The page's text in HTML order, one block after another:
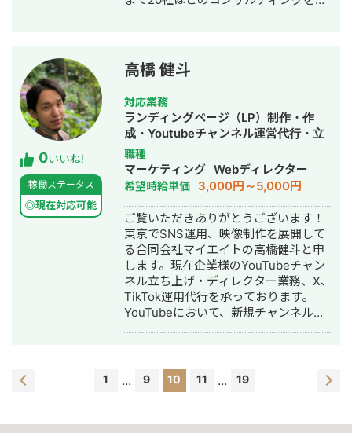
6月：株式会社グロースバリュ代表取締
役就任 ・〜現在：SEO・YouTubeを両
軸として、合計20社のコンサル 以下、
主な実績です。 ○実績 例）楽天株式会
社 -以下は、楽天Carマガジンは僕が監
修しているSEOメディアです。 数ヶ月
で数十万PV規模のサイトになっており
ます。
https://carservice.rakuten.co.jp/
※サイト設計、キーワード選定、など一
貫して請け負いました。 その他にも、
病院、クリニック、教育業界（塾）な
どへのコンサルティング経験が特に豊
富です。 まずは、zoom無料面談など
で貴社のWEB戦略を一緒に練ります！
お気軽にお問合せください！ ○私のサ
ービスURL https://growth-
value.co.jp/
0いいね!
稼働ステータス
◎現在対応可能
高橋 健斗
対応業務
ランディングページ（LP）制作・作
成・Youtubeチャンネル運営代行・立
ち上げ・SNS運用代行・記事作成代
行・ライティング・ホームページ制
作・作成・動画制作・動画編集
職種
マーケティング Webディレクター
希望時給単価 3,000円～5,000円
ご覧いただきありがとうございます！
東京でSNS運用、映像制作を展開して
る合同会社マイエイトの高橋健斗と申
します。現在企業様のYouTubeチャン
ネル立ち上げ・ディレクター業務、X、
TikTok運用代行を承っております。
YouTubeにおいて、新規チャンネルの
するだけではなく、お客様の売り上げ
やKPIに繋がるよう設計、企画立案を行
す。 SNS運用の人材リソースが不足し
1 ... 9 10 11 ... 19